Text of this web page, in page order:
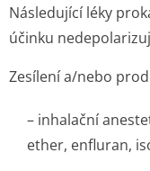
Následující léky
účinku
Zesílení a/nebo
– inhalační
ether, enfluran,